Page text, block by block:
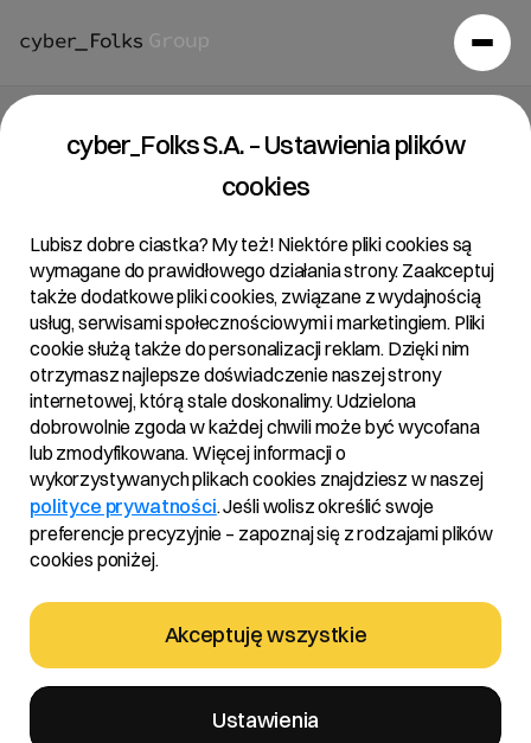
O grupie/Akcje i akcjonariat
Akcje i akcjonariat
cyber_Folks S.A. jest spółką publiczną notowaną na Głównym
Rynku Giełdy Papierów Wartościowych w Warszawie
(ticker:CYBERFLKS). Jesteśmy jedną z najszybciej
rosnących grup technologicznych w Polsce, a nasz
akcjonariat łączy silne zakorzenienie założycieli z udziałem
renomowanych inwestorów instytucjonalnych. Dzięki temu
zachowujemy strategiczną stabilność i jednocześnie
zapewniamy wysoką płynność akcji.
Akcje i Akcjonariat
Stan na 19 maja 2026 r.
cyber_Folks S.A. – Ustawienia plików
cookies
Lubisz dobre ciastka? My też! Niektóre pliki cookies są
wymagane do prawidłowego działania strony. Zaakceptuj
także dodatkowe pliki cookies, związane z wydajnością
usług, serwisami społecznościowymi i marketingiem. Pliki
cookie służą także do personalizacji reklam. Dzięki nim
otrzymasz najlepsze doświadczenie naszej strony
internetowej, którą stale doskonalimy. Udzielona
dobrowolnie zgoda w każdej chwili może być wycofana
lub zmodyfikowana. Więcej informacji o
wykorzystywanych plikach cookies znajdziesz w naszej
polityce prywatności. Jeśli wolisz określić swoje
preferencje precyzyjnie – zapoznaj się z rodzajami plików
cookies poniżej.
Akceptuję wszystkie
Ustawienia